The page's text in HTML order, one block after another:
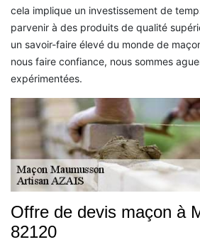
cela implique un investissement de
parvenir à des produits de qualité
un savoir-faire élevé du monde de
nous faire confiance, nous sommes
expérimentées.
Offre de devis maçon à
82120